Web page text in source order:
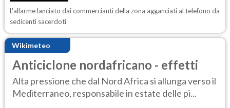
L'allarme lanciato dai commercianti della zona agganciati al telefono da
sedicenti sacerdoti
Wikimeteo
Anticiclone nordafricano - effetti
Alta pressione che dal Nord Africa si allunga verso il
Mediterraneo, responsabile in estate delle pi...